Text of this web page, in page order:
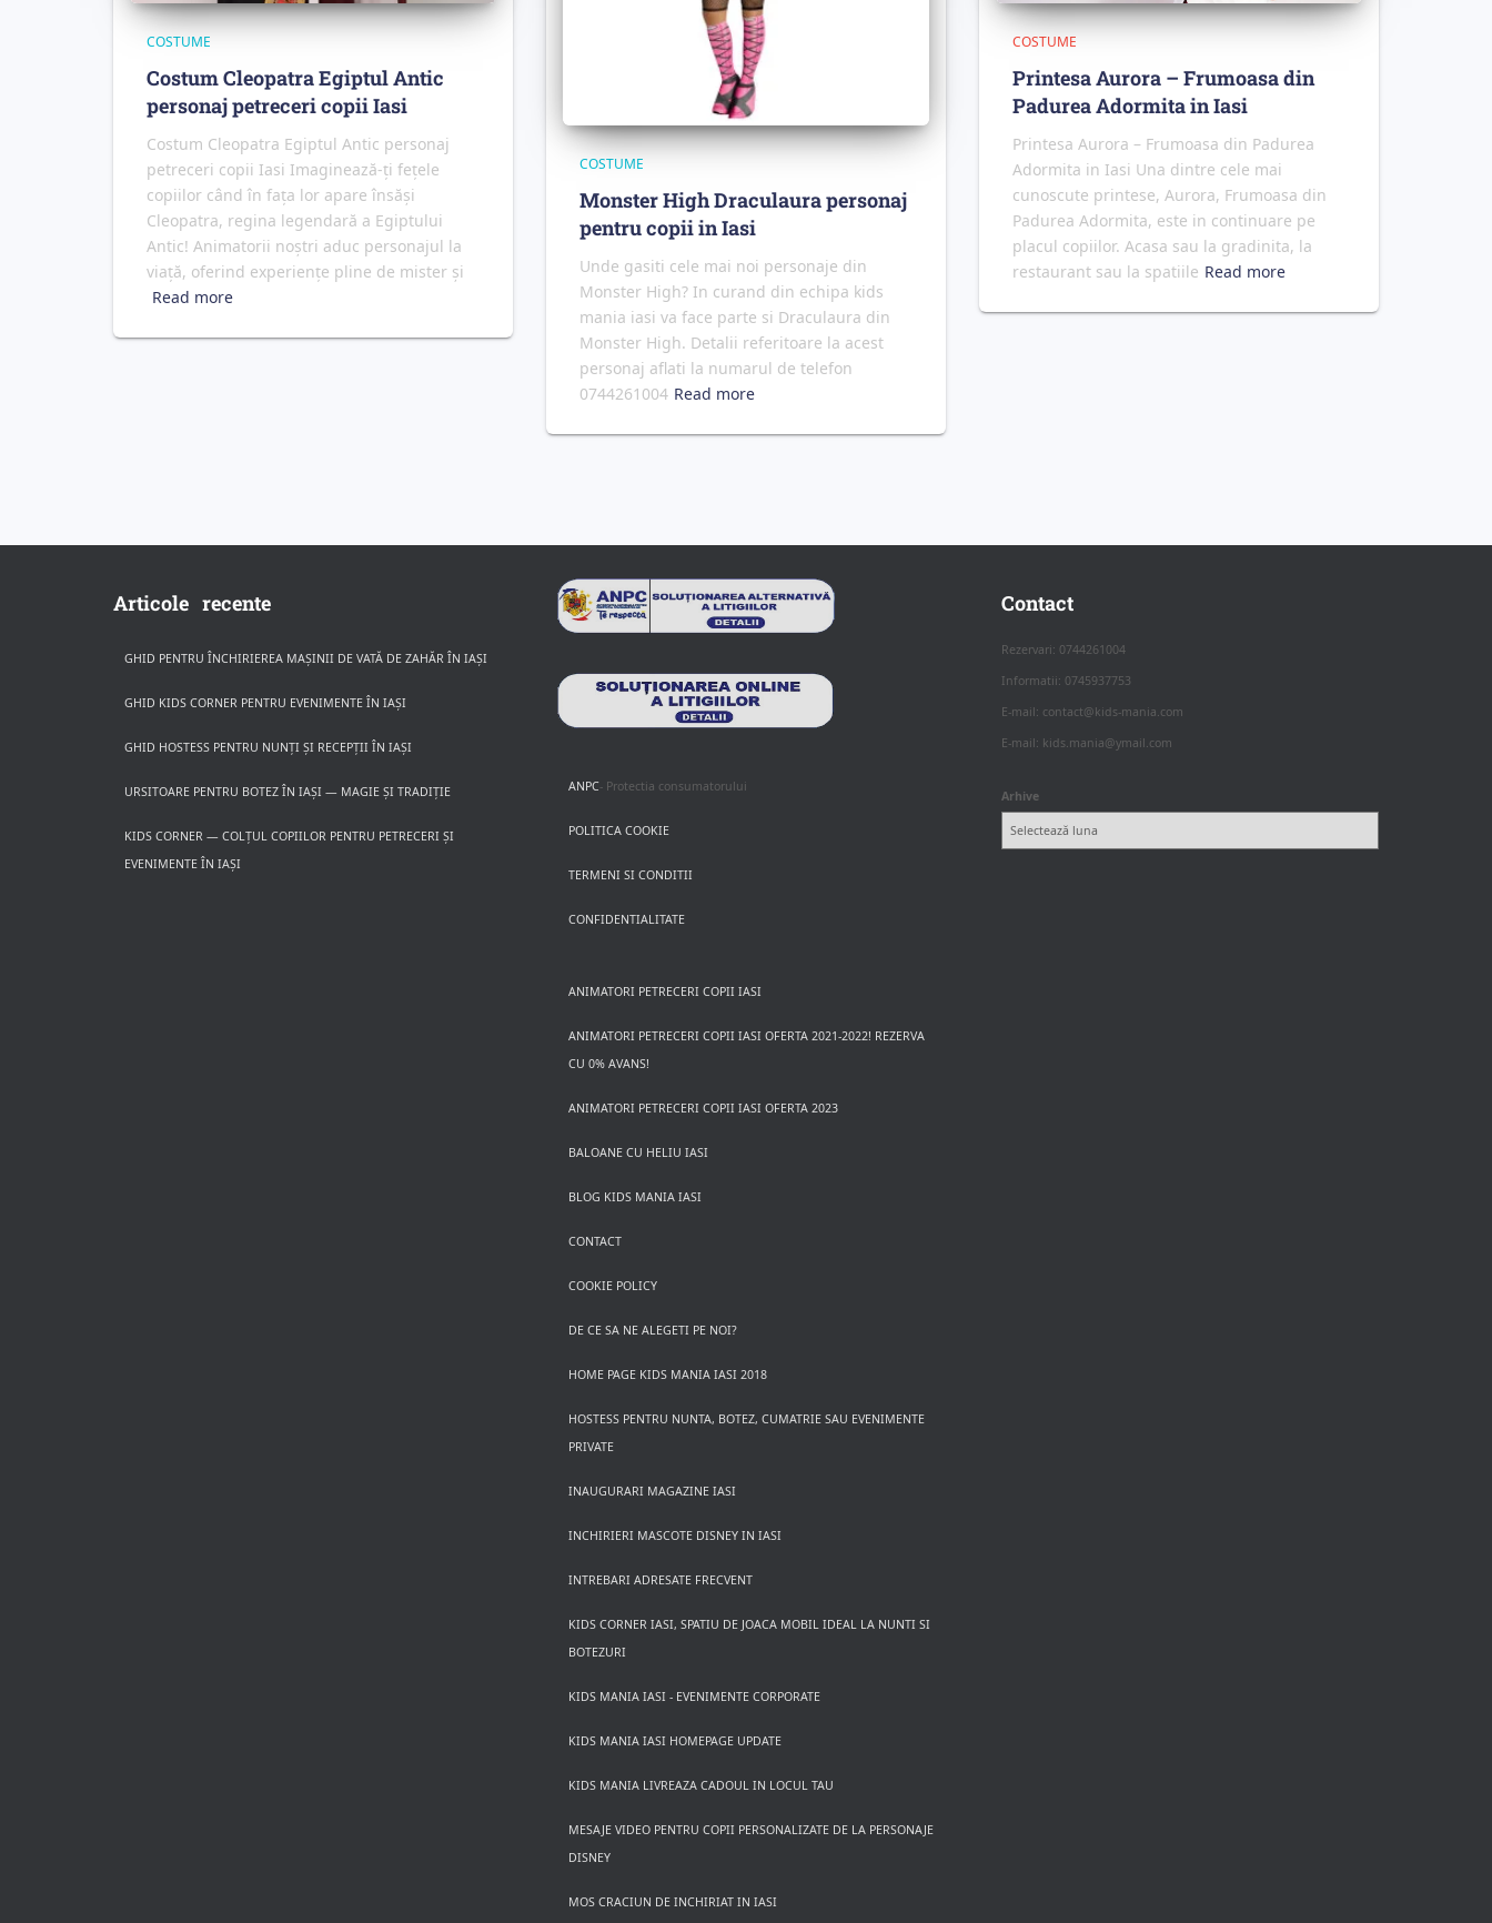
COSTUME
Costum Cleopatra Egiptul Antic
personaj petreceri copii Iasi
Costum Cleopatra Egiptul Antic personaj
petreceri copii Iasi Imaginează-ți fețele
copiilor când în fața lor apare însăși
Cleopatra, regina legendară a Egiptului
Antic! Animatorii noștri aduc personajul la
viață, oferind experiențe pline de mister și
Read more
COSTUME
Monster High Draculaura personaj
pentru copii in Iasi
Unde gasiti cele mai noi personaje din
Monster High? In curand din echipa kids
mania iasi va face parte si Draculaura din
Monster High. Detalii referitoare la acest
personaj aflati la numarul de telefon
0744261004 Read more
COSTUME
Printesa Aurora – Frumoasa din
Padurea Adormita in Iasi
Printesa Aurora – Frumoasa din Padurea
Adormita in Iasi Una dintre cele mai
cunoscute printese, Aurora, Frumoasa din
Padurea Adormita, este in continuare pe
placul copiilor. Acasa sau la gradinita, la
restaurant sau la spatiile Read more
Articole recente
GHID PENTRU ÎNCHIRIEREA MAȘINII DE VATĂ DE ZAHĂR ÎN IAȘI
GHID KIDS CORNER PENTRU EVENIMENTE ÎN IAȘI
GHID HOSTESS PENTRU NUNȚI ȘI RECEPȚII ÎN IAȘI
URSITOARE PENTRU BOTEZ ÎN IAȘI — MAGIE ȘI TRADIȚIE
KIDS CORNER — COLȚUL COPIILOR PENTRU PETRECERI ȘI
EVENIMENTE ÎN IAȘI
ANPC- Protectia consumatorului
POLITICA COOKIE
TERMENI SI CONDITII
CONFIDENTIALITATE
ANIMATORI PETRECERI COPII IASI
ANIMATORI PETRECERI COPII IASI OFERTA 2021-2022! REZERVA
CU 0% AVANS!
ANIMATORI PETRECERI COPII IASI OFERTA 2023
BALOANE CU HELIU IASI
BLOG KIDS MANIA IASI
CONTACT
COOKIE POLICY
DE CE SA NE ALEGETI PE NOI?
HOME PAGE KIDS MANIA IASI 2018
HOSTESS PENTRU NUNTA, BOTEZ, CUMATRIE SAU EVENIMENTE
PRIVATE
INAUGURARI MAGAZINE IASI
INCHIRIERI MASCOTE DISNEY IN IASI
INTREBARI ADRESATE FRECVENT
KIDS CORNER IASI, SPATIU DE JOACA MOBIL IDEAL LA NUNTI SI
BOTEZURI
KIDS MANIA IASI - EVENIMENTE CORPORATE
KIDS MANIA IASI HOMEPAGE UPDATE
KIDS MANIA LIVREAZA CADOUL IN LOCUL TAU
MESAJE VIDEO PENTRU COPII PERSONALIZATE DE LA PERSONAJE
DISNEY
MOS CRACIUN DE INCHIRIAT IN IASI
Contact
Rezervari: 0744261004
Informatii: 0745937753
E-mail: contact@kids-mania.com
E-mail: kids.mania@ymail.com
Arhive